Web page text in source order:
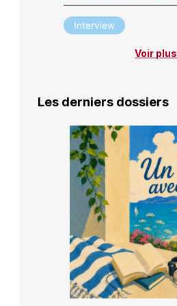
Interview
Voir plus
Les derniers dossiers